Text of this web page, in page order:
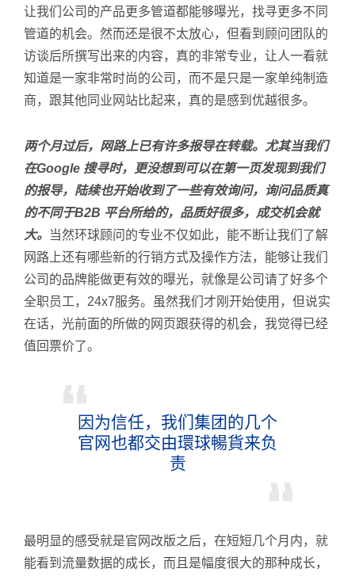
让我们公司的产品更多管道都能够曝光，找寻更多不同
管道的机会。然而还是很不太放心，但看到顾问团队的
访谈后所撰写出来的内容，真的非常专业，让人一看就
知道是一家非常时尚的公司，而不是只是一家单纯制造
商，跟其他同业网站比起来，真的是感到优越很多。
两个月过后，网路上已有许多报导在转载。尤其当我们
在Google 搜寻时，更没想到可以在第一页发现到我们
的报导，陆续也开始收到了一些有效询问，询问品质真
的不同于B2B 平台所给的，品质好很多，成交机会就
大。
当然环球顾问的专业不仅如此，能不断让我们了解
网路上还有哪些新的行销方式及操作方法，能够让我们
公司的品牌能做更有效的曝光，就像是公司请了好多个
全职员工，24x7服务。虽然我们才刚开始使用，但说实
在话，光前面的所做的网页跟获得的机会，我觉得已经
值回票价了。
因为信任，我们集团的几个
官网也都交由環球暢貨来负
责
最明显的感受就是官网改版之后，在短短几个月内，就
能看到流量数据的成长，而且是幅度很大的那种成长，